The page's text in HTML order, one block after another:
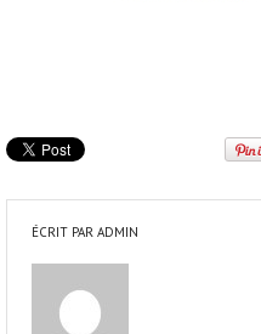
ÉCRIT PAR ADMIN